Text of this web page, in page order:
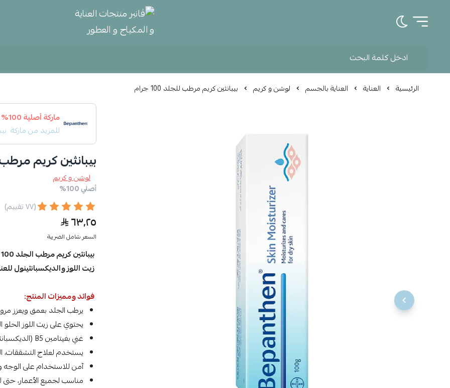
تبديل الوضع الداكن ڤانير منتجات العناية و المكياج
الرئيسية العناية العناية بالجسم لوشن و كريم بيبانثين كريم مرطب للجلد 100 جرام
ماركة أصلية 100%
للمزيد من ماركة
بيبانثين كريم مرطب
لوشن و كريم
أصلي 100%
(٧٧ تقييم)
٦٣٫٢٥
السعر شامل الضريبة
زيت اللوز والديكسبانثينول
فوائد ومميزات المنتج:
يرطب الجلد بعمق ويعزز
يحتوي على زيت اللوز
غني بفيتامين B5 (الديكسبانثينول) الذي يدعم تجديد الخلايا ويهدئ التهيجات.
يستخدم لعلاج التشققات،
آمن للاستخدام على
مناسب لجميع الأعمار، حتى